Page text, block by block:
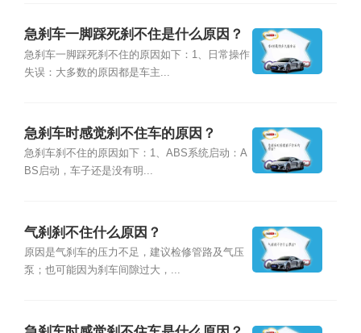
急刹车一脚踩死刹不住是什么原因？
急刹车一脚踩死刹不住的原因如下：1、日常操作
失误：大多数的原因都是车主...
急刹车时感觉刹不住车的原因？
急刹车刹不住的原因如下：1、ABS系统启动：A
BS启动，车子还是没有明...
气刹刹不住什么原因？
原因是气刹车的压力不足，建议检修管路及气压
泵；也可能因为刹车间隙过大，...